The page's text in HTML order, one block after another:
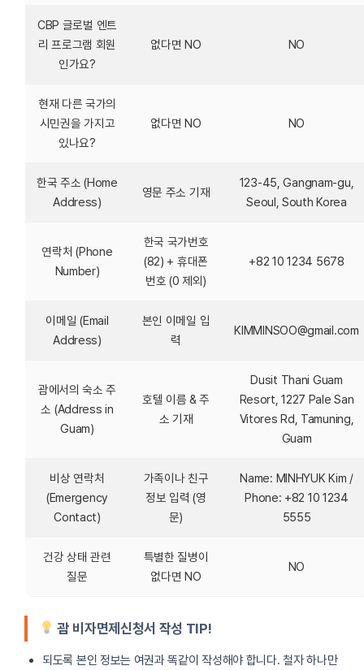
CBP 글로벌 엔트
리 프로그램 회원
인가요?
없다면 NO NO
현재 다른 국가의
시민권을 가지고
있나요?
없다면 NO NO
한국 주소 (Home
Address)
영문 주소 기재
123-45, Gangnam-gu,
Seoul, South Korea
연락처 (Phone
Number)
한국 국가번호
(82) + 휴대폰
번호 (0 제외)
+82 10 1234 5678
이메일 (Email
Address)
본인 이메일 입
력
KIMMINSOO@gmail.com
괌에서의 숙소 주
소 (Address in
Guam)
호텔 이름 & 주
소 기재
Dusit Thani Guam
Resort, 1227 Pale San
Vitores Rd, Tamuning,
Guam
비상 연락처
(Emergency
Contact)
가족이나 친구
정보 입력 (영
문)
Name: MINHYUK Kim /
Phone: +82 10 1234
5555
건강 상태 관련
질문
특별한 질병이
없다면 NO
NO
괌 비자면제신청서 작성 TIP!
되도록 본인 정보는 여권과 똑같이 작성해야 합니다. 철자 하나만